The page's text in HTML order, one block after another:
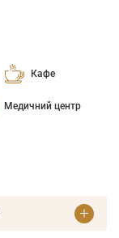
Кафе
Медичний центр